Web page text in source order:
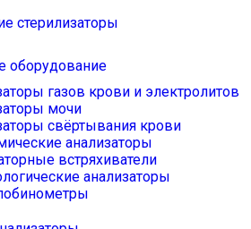
стерилизаторы
оборудование
газов крови и электролитов
мочи
свёртывания крови
анализаторы
встряхиватели
анализаторы